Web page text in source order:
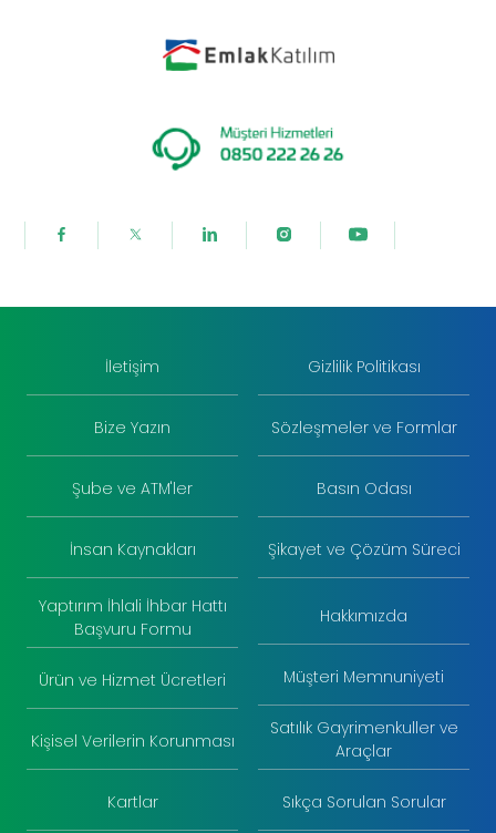
İletişim
Bize Yazın
Şube ve ATM'ler
İnsan Kaynakları
Gizlilik Politikası
Sözleşmeler ve Formlar
Basın Odası
Şikayet ve Çözüm Süreci
Yaptırım İhlali İhbar Hattı
Başvuru Formu
Ürün ve Hizmet Ücretleri
Kişisel Verilerin Korunması
Kartlar
Hakkımızda
Müşteri Memnuniyeti
Satılık Gayrimenkuller ve
Araçlar
Sıkça Sorulan Sorular